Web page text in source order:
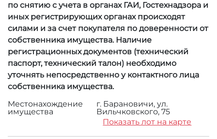
по снятию с учета в органах ГАИ, Гостехнадзора и
иных регистрирующих органах происходят
силами и за счет покупателя по доверенности от
собственника имущества. Наличие
регистрационных документов (технический
паспорт, технический талон) необходимо
уточнять непосредственно у контактного лица
собственника имущества.
Местонахождение
имущества
г. Барановичи, ул.
Вильчковского, 75
Показать лот на карте